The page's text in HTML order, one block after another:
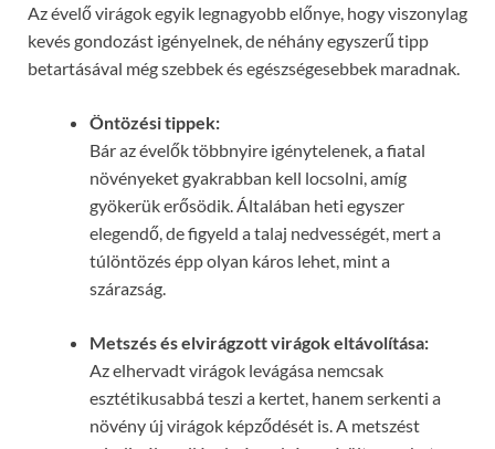
Az évelő virágok egyik legnagyobb előnye, hogy viszonylag
kevés gondozást igényelnek, de néhány egyszerű tipp
betartásával még szebbek és egészségesebbek maradnak.
Öntözési tippek:
Bár az évelők többnyire igénytelenek, a fiatal
növényeket gyakrabban kell locsolni, amíg
gyökerük erősödik. Általában heti egyszer
elegendő, de figyeld a talaj nedvességét, mert a
túlöntözés épp olyan káros lehet, mint a
szárazság.
Metszés és elvirágzott virágok eltávolítása:
Az elhervadt virágok levágása nemcsak
esztétikusabbá teszi a kertet, hanem serkenti a
növény új virágok képződését is. A metszést